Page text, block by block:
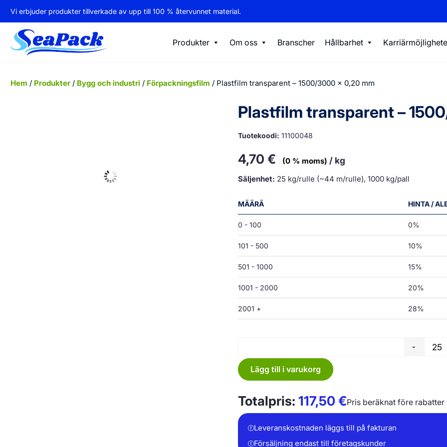
Vi erbjuder produkter tillverkade av upp till 100 % återvunnet material.
Produkter Om oss Branscher Hållbarhet
Hem / Produkter/ Bygg och industri/ Förpackningsfilm / Plastfilm transparent – 1500/3000 x 0,20 mm
Plastfilm transparent –
Tuotekoodi: 11100048
4,70 € (0 % moms) / kg
Säljenhet: 25 kg/rulle (~44 m/rulle), 1000 kg/pall
MÄÄRÄ HINTA /
0 - 100 0%
101 - 500 10%
501 - 1000 15%
1001 - 2000 20%
2001 + 28%
-
Lägg till i varukorg
Totalpris: 117,50€Pris beräknat före rabatter
Leveranskostnaden läggs till på fakturan
Försäljning endast till företagskunder